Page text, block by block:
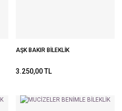
AŞK BAKIR BİLEKLİK
3.250,00 TL